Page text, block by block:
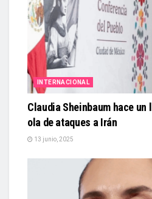
INTERNACIONAL
Claudia Sheinbaum hace un
ola de ataques a Irán
13 junio, 2025